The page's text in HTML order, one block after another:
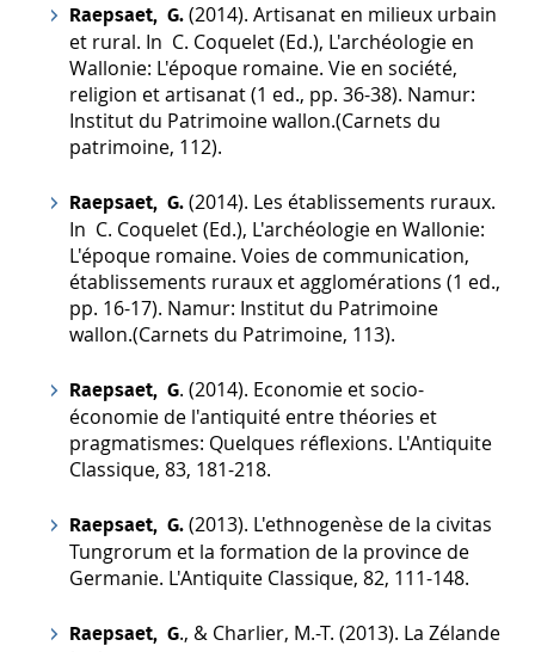
Raepsaet, G. (2014). Artisanat en milieux urbain
et rural. In C. Coquelet (Ed.), L'archéologie en
Wallonie: L'époque romaine. Vie en société,
religion et artisanat (1 ed., pp. 36-38). Namur:
Institut du Patrimoine wallon.(Carnets du
patrimoine, 112).
Raepsaet, G. (2014). Les établissements ruraux.
In C. Coquelet (Ed.), L'archéologie en Wallonie:
L'époque romaine. Voies de communication,
établissements ruraux et agglomérations (1 ed.,
pp. 16-17). Namur: Institut du Patrimoine
wallon.(Carnets du Patrimoine, 113).
Raepsaet, G. (2014). Economie et socio-
économie de l'antiquité entre théories et
pragmatismes: Quelques réflexions. L'Antiquite
Classique, 83, 181-218.
Raepsaet, G. (2013). L'ethnogenèse de la civitas
Tungrorum et la formation de la province de
Germanie. L'Antiquite Classique, 82, 111-148.
Raepsaet, G., & Charlier, M.-T. (2013). La Zélande